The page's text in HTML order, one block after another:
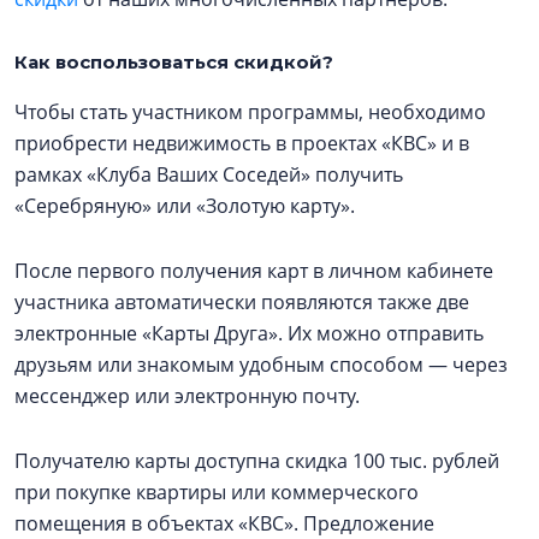
Как воспользоваться скидкой?
Чтобы стать участником программы, необходимо
приобрести недвижимость в проектах «КВС» и в
рамках «Клуба Ваших Соседей» получить
«Серебряную» или «Золотую карту».
После первого получения карт в личном кабинете
участника автоматически появляются также две
электронные «Карты Друга». Их можно отправить
друзьям или знакомым удобным способом — через
мессенджер или электронную почту.
Получателю карты доступна скидка 100 тыс. рублей
при покупке квартиры или коммерческого
помещения в объектах «КВС». Предложение